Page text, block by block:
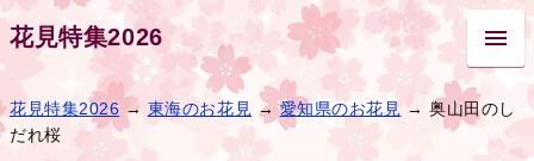
花見特集2026
花見特集2026 → 東海のお花見 →愛知県のお花見 → 奥山田のし
だれ桜